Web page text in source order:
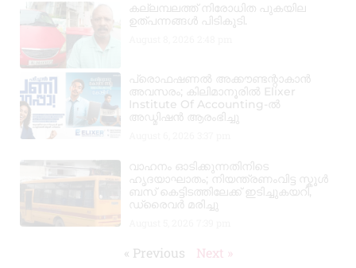
കല്ലമ്പലത്ത് നിരോധിത പുകയില
ഉത്പന്നങ്ങൾ പിടികൂടി.
പ്രൊഫഷണൽ അക്കൗണ്ടന്റാകാൻ
അവസരം; കിലിമാനൂരിൽ Elixer
Institute Of Accounting-ൽ
അഡ്മിഷൻ ആരംഭിച്ചു
വാഹനം ഓടിക്കുന്നതിനിടെ
ഹൃദയാഘാതം; നിയന്ത്രണംവിട്ട സ്കൂൾ
ബസ് കെട്ടിടത്തിലേക്ക് ഇടിച്ചുകയറി,
ഡ്രൈവർ മരിച്ചു
« Previous Next »